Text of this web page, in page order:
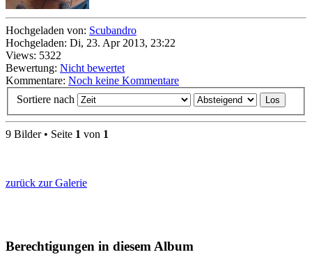
Hochgeladen von: Scubandro
Hochgeladen: Di, 23. Apr 2013, 23:22
Views: 5322
Bewertung: Nicht bewertet
Kommentare: Noch keine Kommentare
Sortiere nach
9 Bilder • Seite 1 von 1
zurück zur Galerie
Berechtigungen in diesem Album